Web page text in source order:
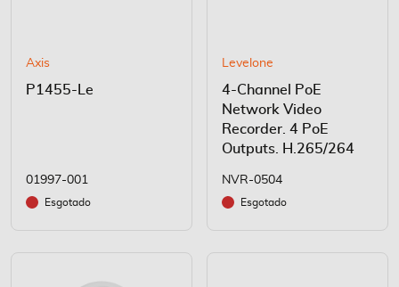
Axis
P1455-Le
01997-001
Esgotado
Levelone
4-Channel PoE
Network Video
Recorder. 4 PoE
Outputs. H.265/264
NVR-0504
Esgotado